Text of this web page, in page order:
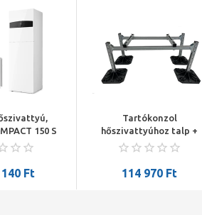
150 S
kW-os, 180
beltéri
Ft
Tartókonzol
hőszivattyúhoz talp +
alapkeret 600x1000 (4db
hőszivattyúkhoz
114 970 Ft